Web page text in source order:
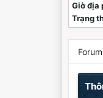
Giờ địa
Trạng